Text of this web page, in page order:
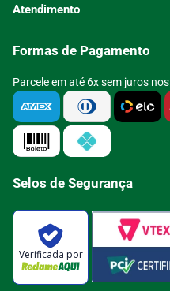
Atendimento
Formas de Pagamento
Parcele em até 6x sem juros
Selos de Segurança
Verificada por